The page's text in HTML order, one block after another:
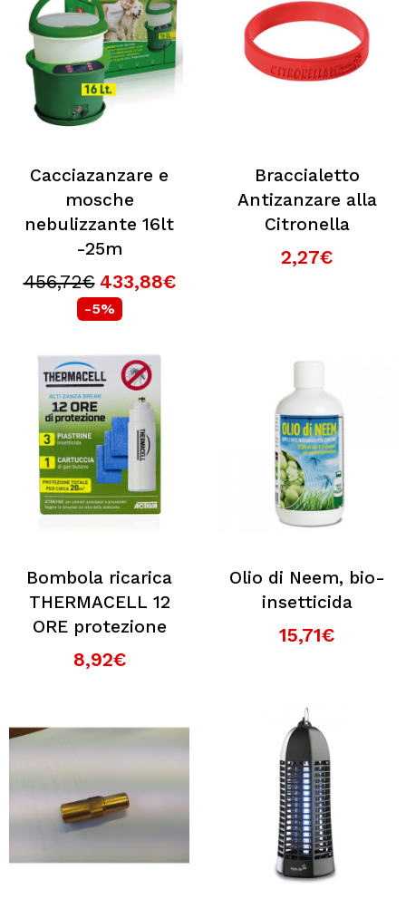
Cacciazanzare e
mosche
nebulizzante 16lt
-25m
456,72€ 433,88€
-5%
Braccialetto
Antizanzare alla
Citronella
2,27€
Bombola ricarica
THERMACELL 12
ORE protezione
8,92€
Olio di Neem, bio-
insetticida
15,71€